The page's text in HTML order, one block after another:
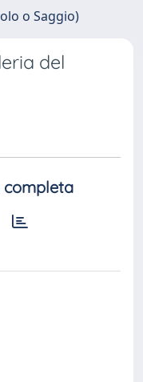
o Saggio)
del
completa